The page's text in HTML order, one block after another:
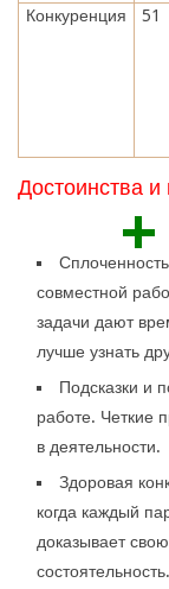
Конкуренция
51
Достоинства и
+
совместной
задачи дают
лучше узнать
Подсказки и
работе. Четкие
в деятельности.
Здоровая
когда каждый
доказывает свою
состоятельность.